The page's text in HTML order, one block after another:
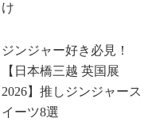
け
ジンジャー好き必見！
【日本橋三越 英国展
2026】推しジンジャース
イーツ8選